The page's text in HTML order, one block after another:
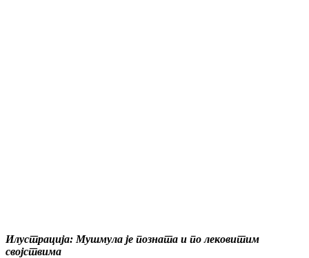
Илустрација: Мушмула је позната и по лековитим
својствима